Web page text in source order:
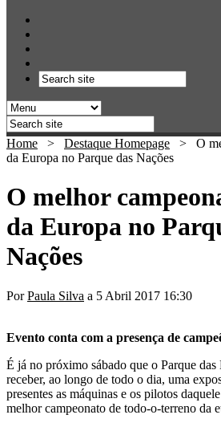
Home > Destaque Homepage > O
da Europa no Parque das Nações
O melhor
da Europa no
Nações
PorPaula Silva a 5 Abril 2017 16:30
Evento conta com a presença de
É já no próximo sábado que o Parque
receber, ao longo de todo o dia, uma
presentes as máquinas e os pilotos
melhor campeonato de todo-o-terreno da